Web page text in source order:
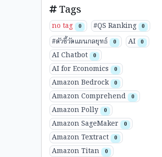
Tags
no tag 0 #QS Ranking 0
#ตัวชี้วัดแผนกลยุทธ์ 0 AI 0
AI Chatbot 0
AI for Economics 0
Amazon Bedrock 0
Amazon Comprehend 0
Amazon Polly 0
Amazon SageMaker 0
Amazon Textract 0
Amazon Titan 0